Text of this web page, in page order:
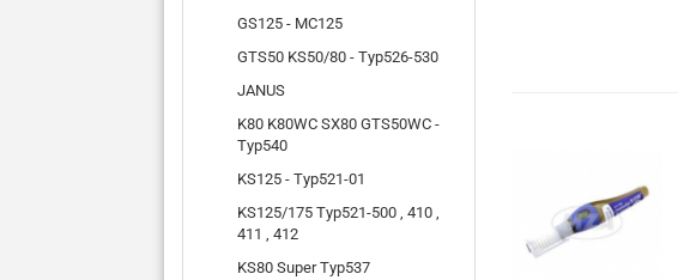
GS125 - MC125
GTS50 KS50/80 - Typ526-530
JANUS
K80 K80WC SX80 GTS50WC -
Typ540
KS125 - Typ521-01
KS125/175 Typ521-500 , 410 ,
411 , 412
KS80 Super Typ537